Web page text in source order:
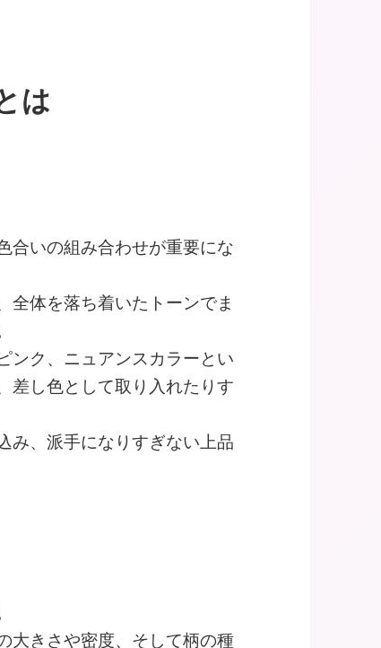
は
合いの組み合わせが重要にな
全体を落ち着いたトーンでま
ンク、ニュアンスカラーとい
差し色として取り入れたりす
み、派手になりすぎない上品
大きさや密度、そして柄の種